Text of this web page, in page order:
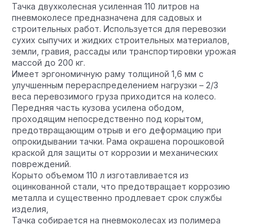
Тачка двухколесная усиленная 110 литров на
пневмоколесе предназначена для садовых и
строительных работ. Используется для перевозки
сухих сыпучих и жидких строительных материалов,
земли, гравия, рассады или транспортировки урожая
массой до 200 кг.
Имеет эргономичную раму толщиной 1,6 мм с
улучшенным перераспределением нагрузки – 2/3
веса перевозимого груза приходится на колесо.
Передняя часть кузова усилена ободом,
проходящим непосредственно под корытом,
предотвращающим отрыв и его деформацию при
опрокидывании тачки. Рама окрашена порошковой
краской для защиты от коррозии и механических
повреждений.
Корыто объемом 110 л изготавливается из
оцинкованной стали, что предотвращает коррозию
металла и существенно продлевает срок службы
изделия,
Тачка собирается на пневмоколесах из полимера